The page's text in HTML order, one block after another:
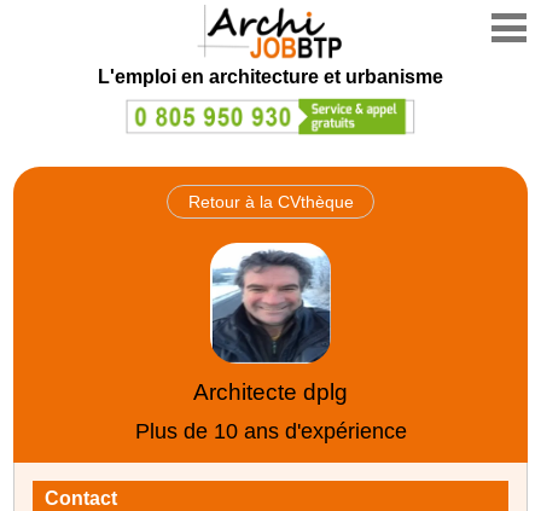
L'emploi en architecture et urbanisme
Retour à la CVthèque
Architecte dplg
Plus de 10 ans d'expérience
Contact